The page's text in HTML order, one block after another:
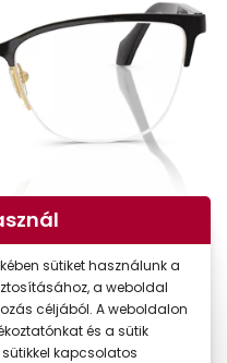
sütiket használunk a
a weboldal
céljából. A weboldalon
és a sütik
kapcsolatos